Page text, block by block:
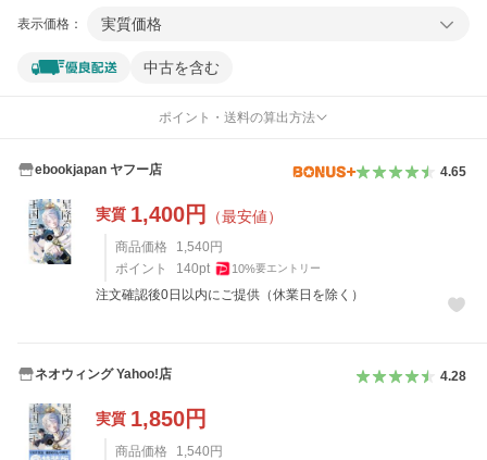
表示価格： 実質価格
中古を含む
ポイント・送料の算出方法
ebookjapan ヤフー店 4.65
実質 1,400円 （最安値）
商品価格 1,540 円
ポイント
140pt 10%要エントリー
注文確認後0日以内にご提供（休業日を除く）
ネオウィング Yahoo!店 4.28
実質 1,850円
商品価格 1,540 円